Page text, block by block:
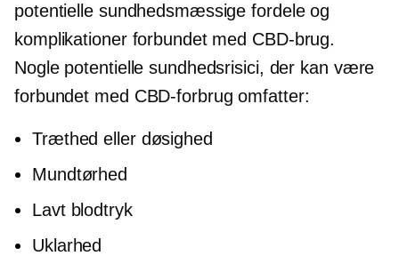
potentielle sundhedsmæssige fordele og
komplikationer forbundet med CBD-brug.
Nogle potentielle sundhedsrisici, der kan være
forbundet med CBD-forbrug omfatter:
Træthed eller døsighed
Mundtørhed
Lavt blodtryk
Uklarhed